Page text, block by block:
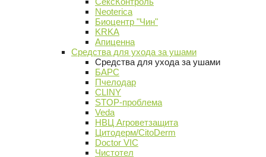
Neoterica
Биоцентр "Чин"
KRKA
Апиценна
Средства для ухода за ушами
Средства для ухода за ушами
БАРС
Пчелодар
CLINY
STOP-проблема
Veda
НВЦ Агроветзащита
Цитодерм/CitoDerm
Doctor VIC
Чистотел